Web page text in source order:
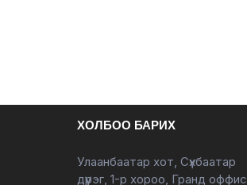
ХОЛБОО БАРИХ
Улаанбаатар хот, Сүхбаатар
дүүрэг, 1-р хороо, Гранд оффис